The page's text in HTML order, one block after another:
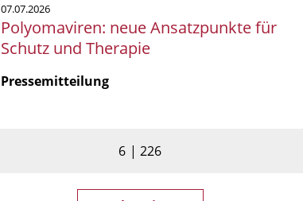
07.07.2026
Polyomaviren: neue Ansatzpunkte für
Schutz und Therapie
Pressemitteilung
6 226